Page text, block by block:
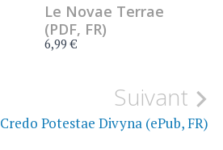
Le Novae Terrae
(PDF, FR)
6,99 €
Suivant
Credo Potestae Divyna (ePub, FR)